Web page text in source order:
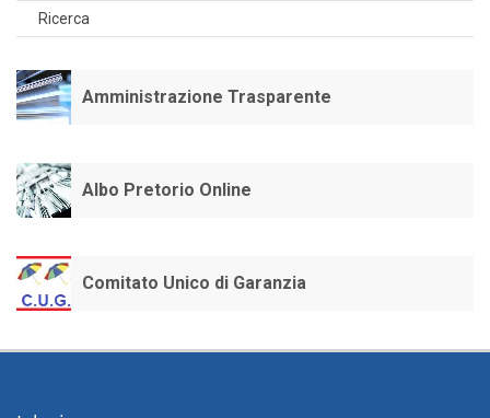
Ricerca
Amministrazione Trasparente
Albo Pretorio Online
Comitato Unico di Garanzia